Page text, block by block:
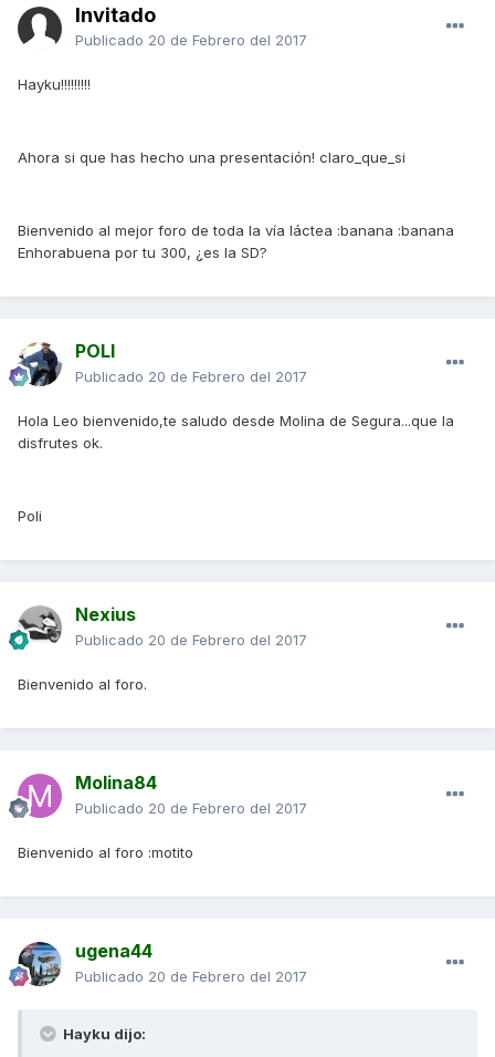
Invitado
Publicado 20 de Febrero del 2017
Hayku!!!!!!!!!
Ahora si que has hecho una presentación! claro_que_si
Bienvenido al mejor foro de toda la vía láctea :banana :banana
Enhorabuena por tu 300, ¿es la SD?
POLI
Publicado 20 de Febrero del 2017
Hola Leo bienvenido,te saludo desde Molina de Segura...que la
disfrutes ok.
Poli
Nexius
Publicado 20 de Febrero del 2017
Bienvenido al foro.
Molina84
Publicado 20 de Febrero del 2017
Bienvenido al foro :motito
ugena44
Publicado 20 de Febrero del 2017
Hayku dijo: